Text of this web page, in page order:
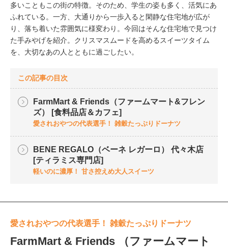
多いこともこの街の特徴。そのため、学生の姿も多く、活気にあ
ふれている。一方、大通りから一歩入ると閑静な住宅地が広が
り、落ち着いた雰囲気に様変わり。今回はそんな住宅地で見つけ
た手みやげを紹介。クリスマスムードを高めるスイーツタイム
を、大切なあの人とともに過ごしたい。
この記事の目次
FarmMart & Friends（ファームマート&フレン
ズ） [食料品店＆カフェ]
愛されおやつの代表選手！ 雑穀たっぷりドーナツ
BENE REGALO（ベーネ レガーロ） 代々木店
[ティラミス専門店]
軽いのに濃厚！ 甘さ控えめ大人スイーツ
愛されおやつの代表選手！ 雑穀たっぷりドーナツ
FarmMart & Friends （ファームマート